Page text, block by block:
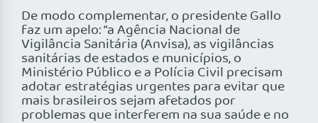
De modo complementar, o presidente Gallo
faz um apelo: “a Agência Nacional de
Vigilância Sanitária (Anvisa), as vigilâncias
sanitárias de estados e municípios, o
Ministério Público e a Polícia Civil precisam
adotar estratégias urgentes para evitar que
mais brasileiros sejam afetados por
problemas que interferem na sua saúde e no